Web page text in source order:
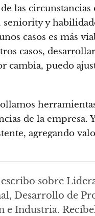
las circunstancias
y
casos es más
casos,
cambia, puedo
de la empresa.
agregando
escribo sobre
Desarrollo de
e Industria.